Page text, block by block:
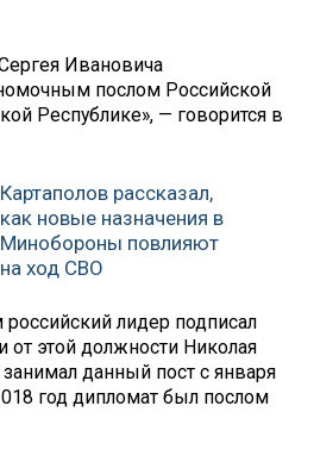
Ивановича
послом Российской
Республике», — говорится в
Картаполов рассказал,
как новые назначения в
Минобороны повлияют
на ход СВО
лидер подписал
от этой должности Николая
данный пост с января
год дипломат был послом